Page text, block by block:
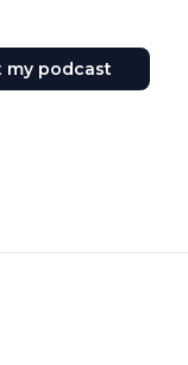
my podcast